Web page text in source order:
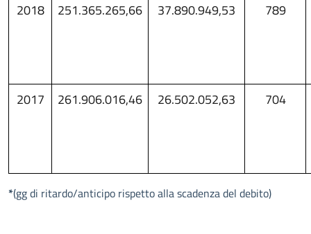
2018 251.365.265,66 37.890.949,53 789
2017 261.906.016,46 26.502.052,63 704
*(gg di ritardo/anticipo rispetto alla scadenza del debito)